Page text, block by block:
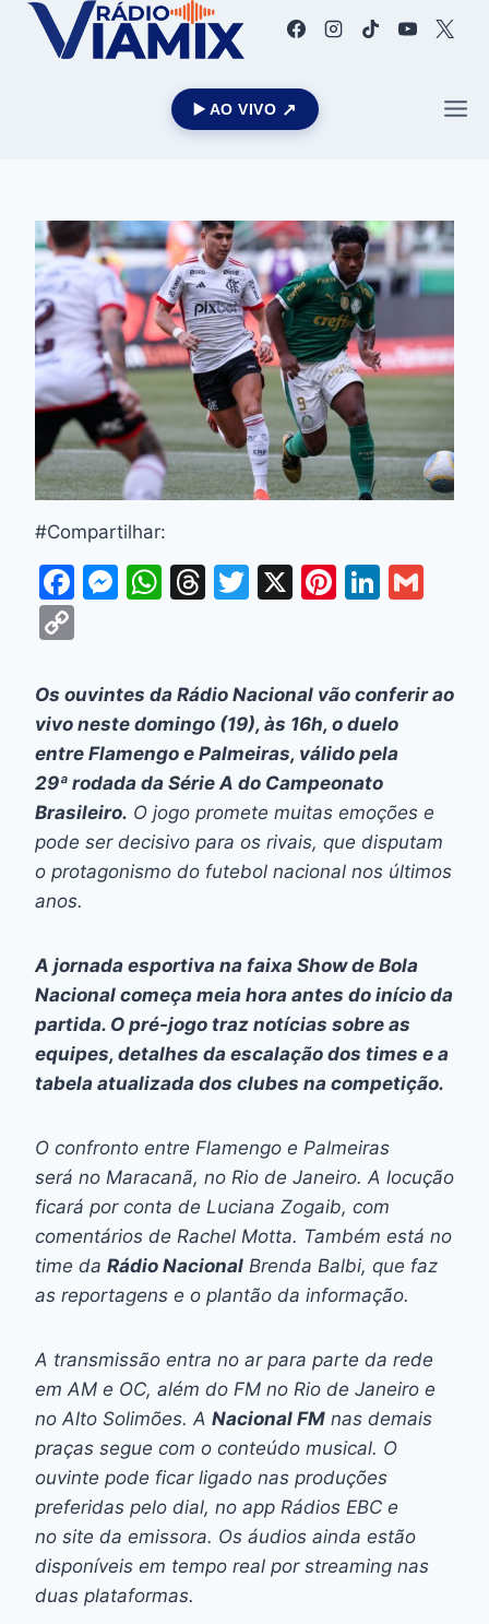
▶️ AO VIVO
#Compartilhar:
F
e
b
o
o
k
M
s
e
n
g
er
W
s
A
p
p
T
a
d
s
T
er
X
Pi
e
st
Li
e
dI
n
l
p
y
Li
n
k
Os ouvintes da Rádio Nacional vão conferir ao
vivo neste domingo (19), às 16h, o duelo
entre Flamengo e Palmeiras, válido pela
29ª rodada da Série A do Campeonato
Brasileiro. O jogo promete muitas emoções e
pode ser decisivo para os rivais, que disputam
o protagonismo do futebol nacional nos últimos
anos.
A jornada esportiva na faixa Show de Bola
Nacional começa meia hora antes do início da
partida. O pré-jogo traz notícias sobre as
equipes, detalhes da escalação dos times e a
tabela atualizada dos clubes na competição.
O confronto entre Flamengo e Palmeiras
será no Maracanã, no Rio de Janeiro. A locução
ficará por conta de Luciana Zogaib, com
comentários de Rachel Motta. Também está no
time da Rádio Nacional Brenda Balbi, que faz
as reportagens e o plantão da informação.
A transmissão entra no ar para parte da rede
em AM e OC, além do FM no Rio de Janeiro e
no Alto Solimões. A Nacional FM nas demais
praças segue com o conteúdo musical. O
ouvinte pode ficar ligado nas produções
preferidas pelo dial, no app Rádios EBC e
no site da emissora. Os áudios ainda estão
disponíveis em tempo real por streaming nas
duas plataformas.